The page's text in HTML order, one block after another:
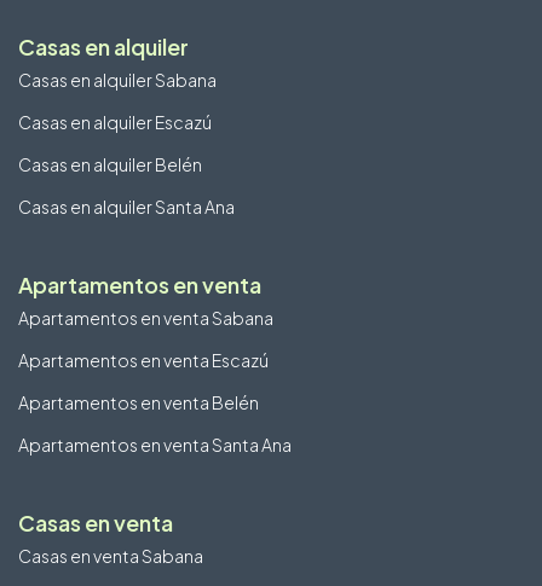
Casas en alquiler
Casas en alquiler Sabana
Casas en alquiler Escazú
Casas en alquiler Belén
Casas en alquiler Santa Ana
Apartamentos en venta
Apartamentos en venta Sabana
Apartamentos en venta Escazú
Apartamentos en venta Belén
Apartamentos en venta Santa Ana
Casas en venta
Casas en venta Sabana